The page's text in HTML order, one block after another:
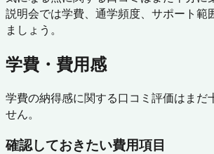
説明会では学費、通学頻度、サポート範
ましょう。
学費・費用感
学費の納得感に関する口コミ評価はまだ
せん。
確認しておきたい費用項目